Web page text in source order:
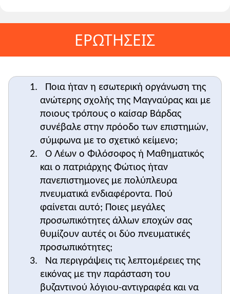
ΕΡΩΤΗΣΕΙΣ
Ποια ήταν η εσωτερική οργάνωση της
ανώτερης σχολής της Μαγναύρας και με
ποιους τρόπους ο καίσαρ Βάρδας
συνέβαλε στην πρόοδο των επιστημών,
σύμφωνα με το σχετικό κείμενο;
Ο Λέων ο Φιλόσοφος ή Μαθηματικός
και ο πατριάρχης Φώτιος ήταν
πανεπιστημονες με πολύπλευρα
πνευματικά ενδιαφέροντα. Πού
φαίνεται αυτό; Ποιες μεγάλες
προσωπικότητες άλλων εποχών σας
θυμίζουν αυτές οι δύο πνευματικές
προσωπικότητες;
Να περιγράψεις τις λεπτομέρειες της
εικόνας με την παράσταση του
βυζαντινού λόγιου-αντιγραφέα και να